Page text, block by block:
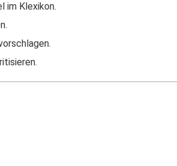
im Klexikon.